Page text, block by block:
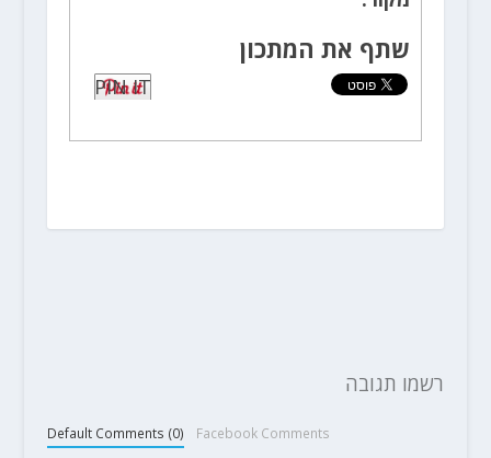
שתף את המתכון
PIN IT
רשמו תגובה
Default Comments (0) Facebook Comments